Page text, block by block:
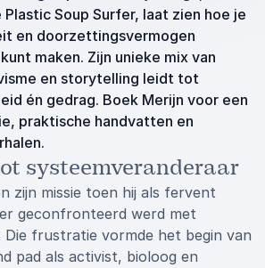
Soup Surfer, laat zien hoe je
en doorzettingsvermogen
maken. Zijn unieke mix van
en storytelling leidt tot
én gedrag. Boek Merijn voor een
praktische handvatten en
systeemveranderaar
zijn missie toen hij als fervent
geconfronteerd werd met
frustratie vormde het begin van
pad als activist, bioloog en